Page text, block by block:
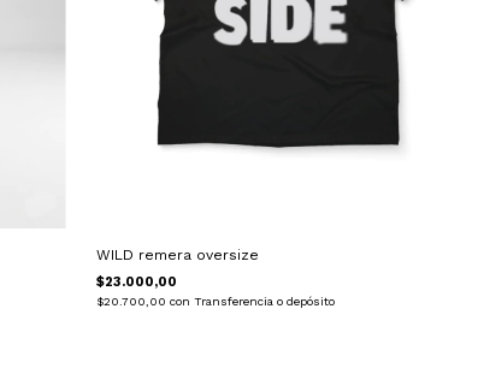
WILD remera oversize
$23.000,00
$20.700,00 con Transferencia o depósito